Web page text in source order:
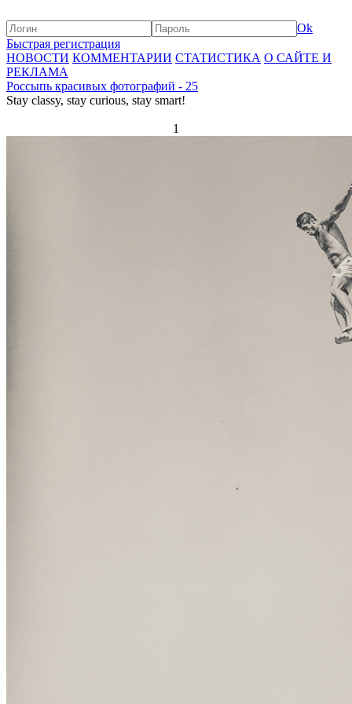
Ok
Быстрая регистрация
НОВОСТИ КОММЕНТАРИИ СТАТИСТИКА О САЙТЕ И
РЕКЛАМА
Россыпь красивых фотографий - 25
Stay classy, stay curious, stay smart!
1